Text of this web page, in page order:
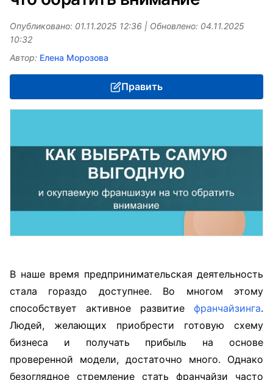
Опубликовано: 01.11.2025 12:36 | Обновлено: 04.11.2025
10:32
Автор: Елена Морозова
Править
В наше время предпринимательская деятельность
стала гораздо доступнее. Во многом этому
способствует активное развитие франчайзинга.
Людей, желающих приобрести готовую схему
бизнеса и получать прибыль на основе
проверенной модели, достаточно много. Однако
безоглядное стремление стать франчайзи часто